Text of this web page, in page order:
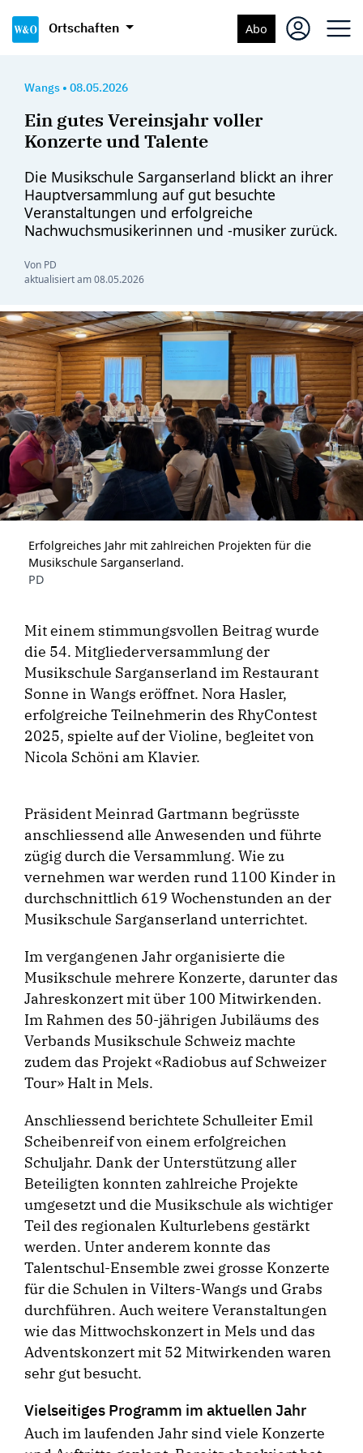
Ortschaften Abo
Wangs • 08.05.2026
Ein gutes Vereinsjahr voller
Konzerte und Talente
Die Musikschule Sarganserland blickt an ihrer
Hauptversammlung auf gut besuchte
Veranstaltungen und erfolgreiche
Nachwuchsmusikerinnen und -musiker zurück.
Von PD
aktualisiert am08.05.2026
Erfolgreiches Jahr mit zahlreichen Projekten für die
Musikschule Sarganserland.
PD
Mit einem stimmungsvollen Beitrag wurde
die 54. Mitgliederversammlung der
Musikschule Sarganserland im Restaurant
Sonne in Wangs eröffnet. Nora Hasler,
erfolgreiche Teilnehmerin des RhyContest
2025, spielte auf der Violine, begleitet von
Nicola Schöni am Klavier.
Präsident Meinrad Gartmann begrüsste
anschliessend alle Anwesenden und führte
zügig durch die Versammlung. Wie zu
vernehmen war werden rund 1100 Kinder in
durchschnittlich 619 Wochenstunden an der
Musikschule Sarganserland unterrichtet.
Im vergangenen Jahr organisierte die
Musikschule mehrere Konzerte, darunter das
Jahreskonzert mit über 100 Mitwirkenden.
Im Rahmen des 50-jährigen Jubiläums des
Verbands Musikschule Schweiz machte
zudem das Projekt «Radiobus auf Schweizer
Tour» Halt in Mels.
Anschliessend berichtete Schulleiter Emil
Scheibenreif von einem erfolgreichen
Schuljahr. Dank der Unterstützung aller
Beteiligten konnten zahlreiche Projekte
umgesetzt und die Musikschule als wichtiger
Teil des regionalen Kulturlebens gestärkt
werden. Unter anderem konnte das
Talentschul-Ensemble zwei grosse Konzerte
für die Schulen in Vilters-Wangs und Grabs
durchführen. Auch weitere Veranstaltungen
wie das Mittwochskonzert in Mels und das
Adventskonzert mit 52 Mitwirkenden waren
sehr gut besucht.
Vielseitiges Programm im aktuellen Jahr
Auch im laufenden Jahr sind viele Konzerte